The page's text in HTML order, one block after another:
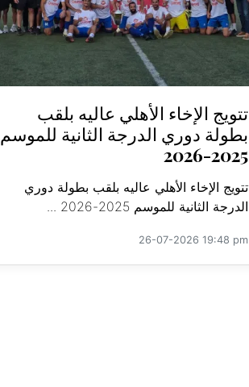
تتويج الإخاء الأهلي عاليه بلقب
بطولة دوري الدرجة الثانية للموسم
2025-2026
تتويج الإخاء الأهلي عاليه بلقب بطولة دوري
الدرجة الثانية للموسم 2025-2026 ...
26-07-2026 19:48 pm